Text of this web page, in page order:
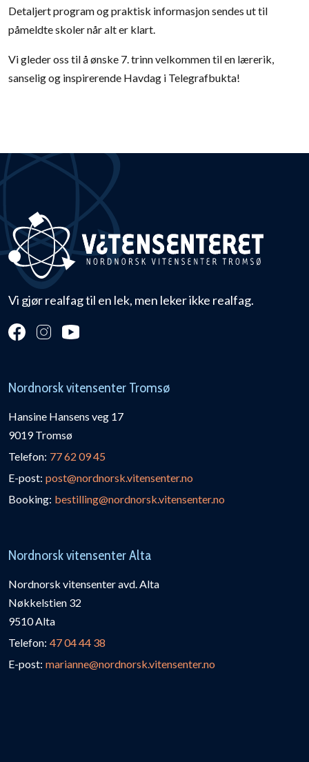
Detaljert program og praktisk informasjon sendes ut til
påmeldte skoler når alt er klart.
Vi gleder oss til å ønske 7. trinn velkommen til en lærerik,
sanselig og inspirerende Havdag i Telegrafbukta!
Vi gjør realfag til en lek, men leker ikke realfag.
Nordnorsk vitensenter Tromsø
Hansine Hansens veg 17
9019 Tromsø
Telefon: 77 62 09 45
E-post: post@nordnorsk.vitensenter.no
Booking: bestilling@nordnorsk.vitensenter.no
Nordnorsk vitensenter Alta
Nordnorsk vitensenter avd. Alta
Nøkkelstien 32
9510 Alta
Telefon: 47 04 44 38
E-post: marianne@nordnorsk.vitensenter.no